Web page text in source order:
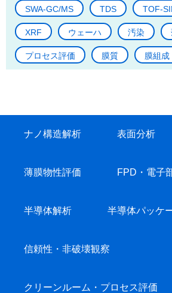
SWA-GC/MS TDS TOF-
XRF ウェーハ 汚染
プロセス評価 膜質 膜組成
ナノ構造解析 表面分析
薄膜物性評価 FPD・電子
半導体解析 半導体パッケ
信頼性・非破壊観察
クリーンルーム・プロセス評価